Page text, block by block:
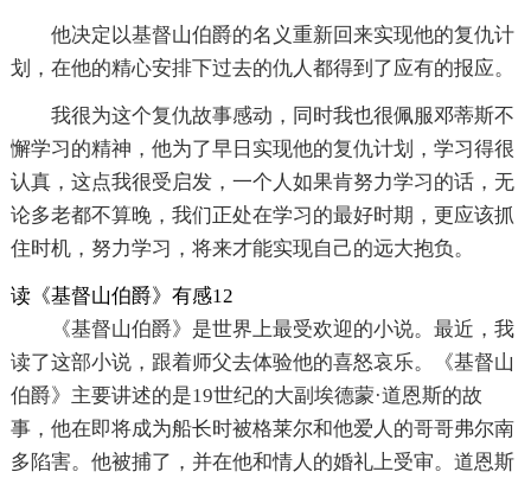
他决定以基督山伯爵的名义重新回来实现他的复仇计
划，在他的精心安排下过去的仇人都得到了应有的报应。
我很为这个复仇故事感动，同时我也很佩服邓蒂斯不
懈学习的精神，他为了早日实现他的复仇计划，学习得很
认真，这点我很受启发，一个人如果肯努力学习的话，无
论多老都不算晚，我们正处在学习的最好时期，更应该抓
住时机，努力学习，将来才能实现自己的远大抱负。
读《基督山伯爵》有感12
《基督山伯爵》是世界上最受欢迎的小说。最近，我
读了这部小说，跟着师父去体验他的喜怒哀乐。《基督山
伯爵》主要讲述的是19世纪的大副埃德蒙·道恩斯的故
事，他在即将成为船长时被格莱尔和他爱人的哥哥弗尔南
多陷害。他被捕了，并在他和情人的婚礼上受审。道恩斯